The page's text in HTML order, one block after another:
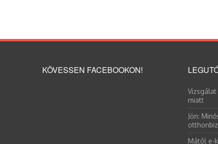
KÖVESSEN FACEBOOKON!
miatt
Jön:
Mától e-